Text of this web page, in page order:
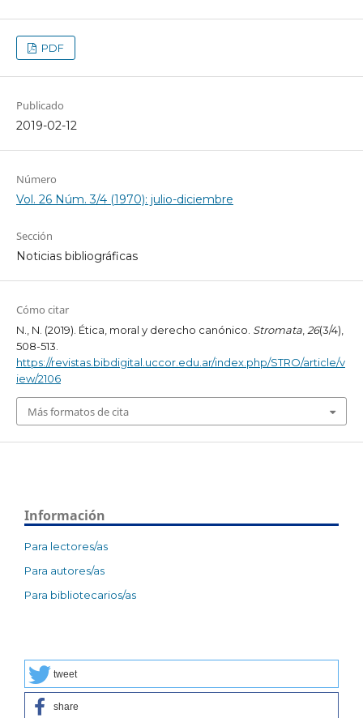
PDF
Publicado
2019-02-12
Número
Vol. 26 Núm. 3/4 (1970): julio-diciembre
Sección
Noticias bibliográficas
Cómo citar
N., N. (2019). Ética, moral y derecho canónico. Stromata,26(3/4),
508-513.
https://revistas.bibdigital.uccor.edu.ar/index.php/STRO/article/v
iew/2106
Más formatos de cita
Información
Para lectores/as
Para autores/as
Para bibliotecarios/as
tweet
share